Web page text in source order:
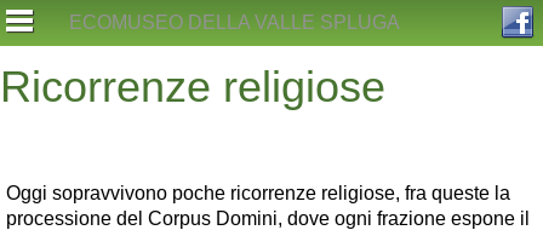
Skip
to
content
ECOMUSEO DELLA VALLE SPLUGA
Ricorrenze religiose
Oggi sopravvivono poche ricorrenze religiose, fra queste la
processione del Corpus Domini, dove ogni frazione espone il